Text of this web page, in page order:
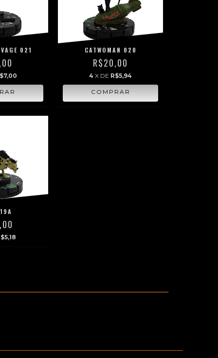
021 CATWOMAN 020
R$20,00
4 X DE R$5,94